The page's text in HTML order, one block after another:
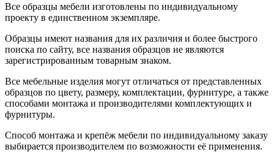
Все образцы мебели изготовлены по индивидуальному
проекту в единственном экземпляре.
Образцы имеют названия для их различия и более быстрого
поиска по сайту, все названия образцов не являются
зарегистрированным товарным знаком.
Все мебельные изделия могут отличаться от представленных
образцов по цвету, размеру, комплектации, фурнитуре, а также
способами монтажа и производителями комплектующих и
фурнитуры.
Способ монтажа и крепёж мебели по индивидуальному заказу
выбирается производителем по возможности её применения.